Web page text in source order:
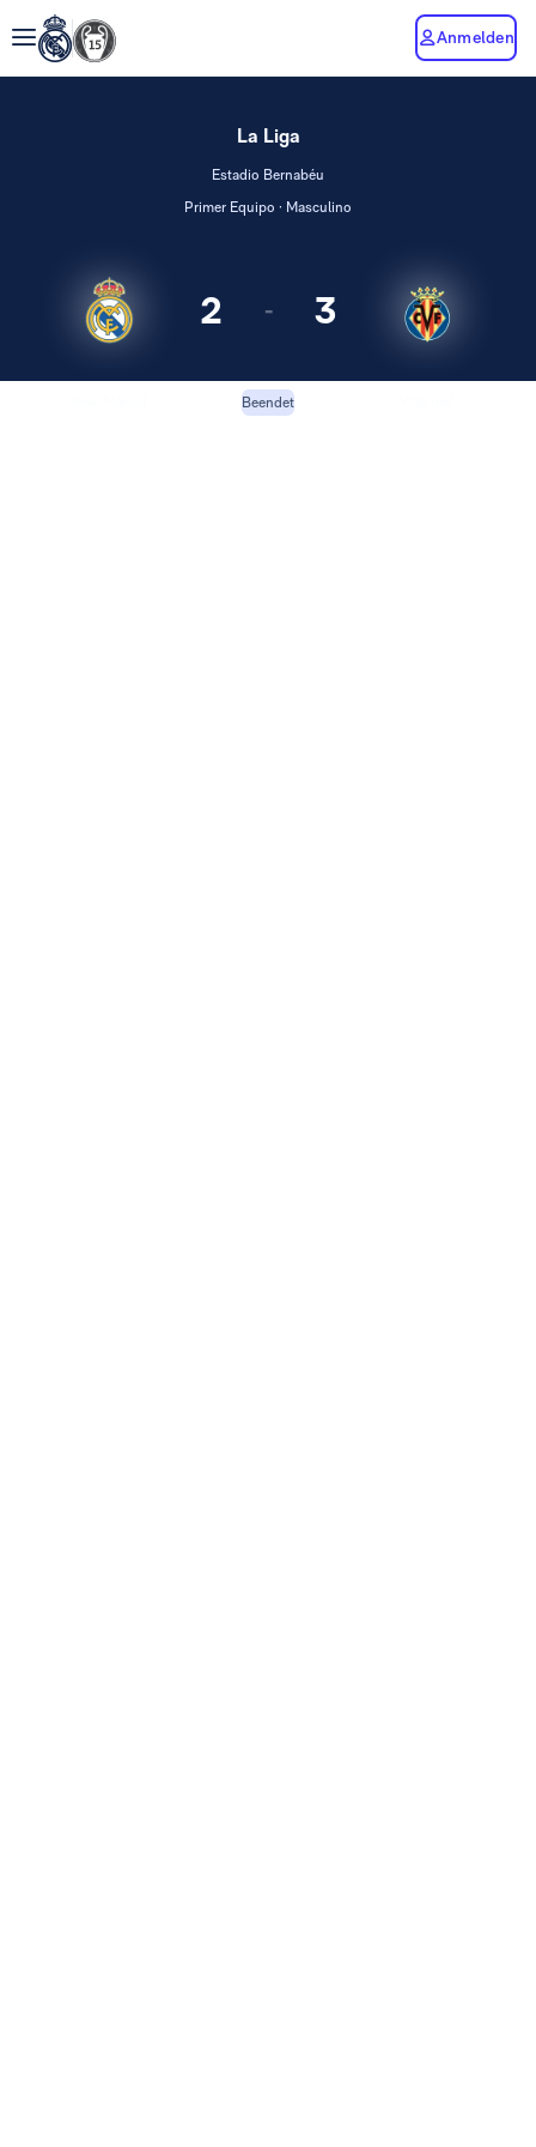
Anmelden
La Liga
Estadio Bernabéu
Primer Equipo · Masculino
2 - 3
Beendet